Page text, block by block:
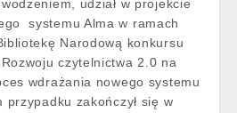
udział w projekcie
systemu Alma w ramach
Narodową konkursu
czytelnictwa 2.0 na
wdrażania nowego systemu
przypadku zakończył się w